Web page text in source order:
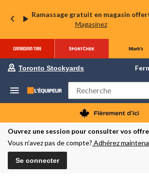
Ramassage gratuit en magasin
Magasinez
préféré
Toronto
Stockyards,
courament
Fermé,
S’ouvre
à
Toronto Stockyards
Rechercher
Ouvrez une session pour consulter vos
Vous n’avez pas de compte? Adhérez
Se connecter